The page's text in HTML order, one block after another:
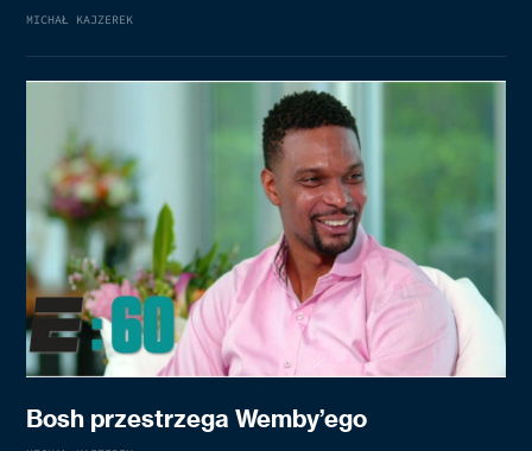
MICHAŁ KAJZEREK
Bosh przestrzega Wemby’ego